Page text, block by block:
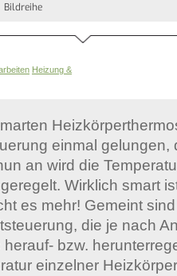
Bildreihe
Heizung &
einmal gelungen,
an wird die
Wirklich smart
es mehr! Gemeint
die je nach
bzw.
einzelner